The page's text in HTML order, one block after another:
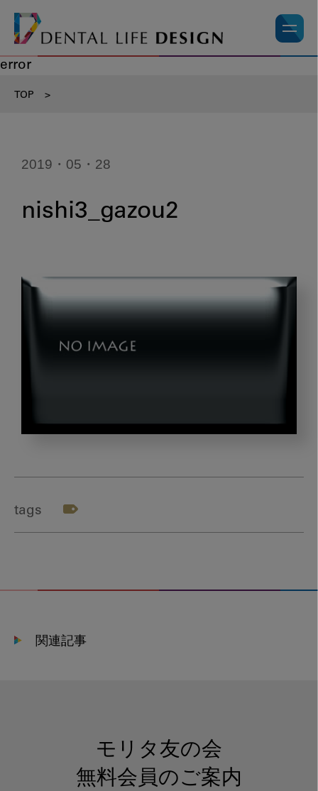
error
TOP >
2019・05・28
nishi3_gazou2
tags
関連記事
モリタ友の会
無料会員のご案内